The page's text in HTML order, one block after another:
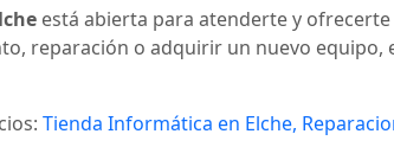
está abierta para atenderte y
reparación o adquirir un nuevo equipo,
Tienda Informática en Elche,